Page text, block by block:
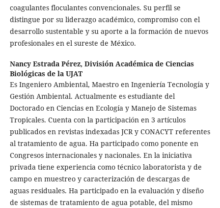
coagulantes floculantes convencionales. Su perfil se
distingue por su liderazgo académico, compromiso con el
desarrollo sustentable y su aporte a la formación de nuevos
profesionales en el sureste de México.
Nancy Estrada Pérez, División Académica de Ciencias
Biológicas de la UJAT
Es Ingeniero Ambiental, Maestro en Ingeniería Tecnología y
Gestión Ambiental. Actualmente es estudiante del
Doctorado en Ciencias en Ecología y Manejo de Sistemas
Tropicales. Cuenta con la participación en 3 artículos
publicados en revistas indexadas JCR y CONACYT referentes
al tratamiento de agua. Ha participado como ponente en
Congresos internacionales y nacionales. En la iniciativa
privada tiene experiencia como técnico laboratorista y de
campo en muestreo y caracterización de descargas de
aguas residuales. Ha participado en la evaluación y diseño
de sistemas de tratamiento de agua potable, del mismo